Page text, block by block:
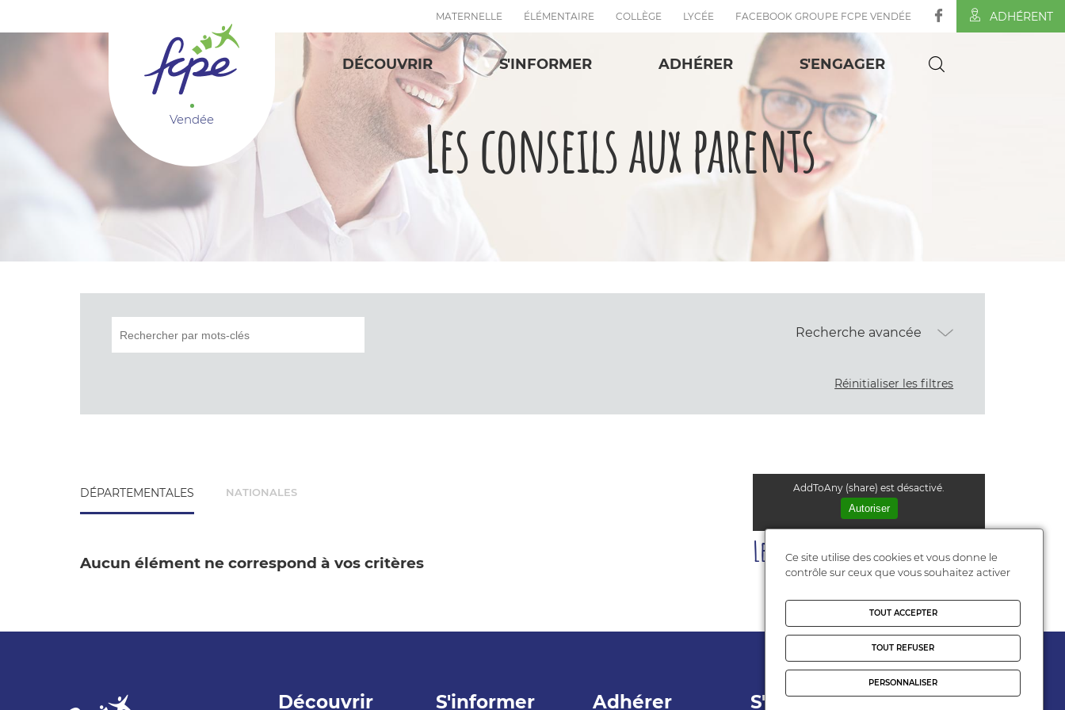
MATERNELLE ÉLÉMENTAIRE COLLÈGE LYCÉE FACEBOOK GROUPE FCPE VENDÉE ADHÉRENT
Vendée
DÉCOUVRIR S'INFORMER ADHÉRER S'ENGAGER
Les conseils aux parents
Recherche avancée
Réinitialiser les filtres
DÉPARTEMENTALES NATIONALES
Aucun élément ne correspond à vos critères
AddToAny (share) est désactivé.
Autoriser
Les plus consultés
Découvrir S'informer Adhérer S'engager Espace
Ce site utilise des cookies et vous donne le
contrôle sur ceux que vous souhaitez activer
TOUT ACCEPTER
TOUT REFUSER
PERSONNALISER